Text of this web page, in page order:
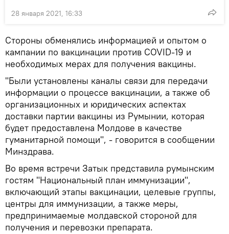
28 января 2021, 16:33
Стороны обменялись информацией и опытом о
кампании по вакцинации против COVID-19 и
необходимых мерах для получения вакцины.
"Были установлены каналы связи для передачи
информации о процессе вакцинации, а также об
организационных и юридических аспектах
доставки партии вакцины из Румынии, которая
будет предоставлена Молдове в качестве
гуманитарной помощи", - говорится в сообщении
Минздрава.
Во время встречи Затык представила румынским
гостям "Национальный план иммунизации",
включающий этапы вакцинации, целевые группы,
центры для иммунизации, а также меры,
предпринимаемые молдавской стороной для
получения и перевозки препарата.